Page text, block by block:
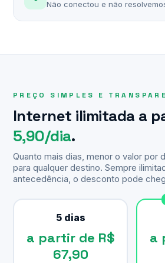
Não conectou e não
PREÇO SIMPLES E
Internet ilimitada a
5,90/dia.
Quanto mais dias, menor o valor por
para qualquer destino. Sempre
antecedência, o desconto pode
5 dias
a partir de R$
67,90
a